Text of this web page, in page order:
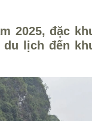
2025, đặc
lịch đến